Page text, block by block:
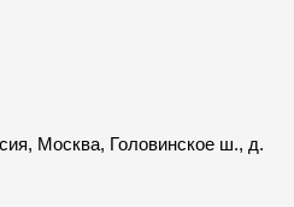
Москва, Головинское ш., д.